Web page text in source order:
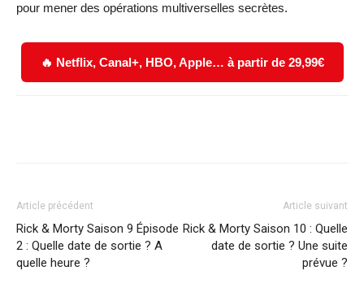
pour mener des opérations multiverselles secrètes.
🔥 Netflix, Canal+, HBO, Apple… à partir de 29,99€
Article précédent
Rick & Morty Saison 9 Épisode
2 : Quelle date de sortie ? A
quelle heure ?
Article suivant
Rick & Morty Saison 10 : Quelle
date de sortie ? Une suite
prévue ?